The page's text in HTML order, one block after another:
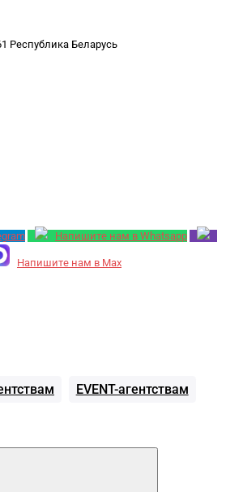
Республика Беларусь
Напишите нам в Whatsapp
Напишите нам в Max
EVENT-агентствам